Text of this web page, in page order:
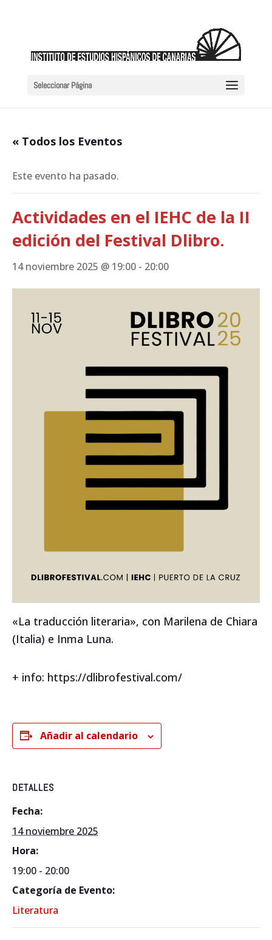
Seleccionar Página
« Todos los Eventos
Este evento ha pasado.
Actividades en el IEHC de la II
edición del Festival Dlibro.
14 noviembre 2025 @ 19:00 - 20:00
«La traducción literaria», con Marilena de Chiara
(Italia) e Inma Luna.
+ info: https://dlibrofestival.com/
Añadir al calendario
DETALLES
Fecha:
14 noviembre 2025
Hora:
19:00 - 20:00
Categoría de Evento:
Literatura